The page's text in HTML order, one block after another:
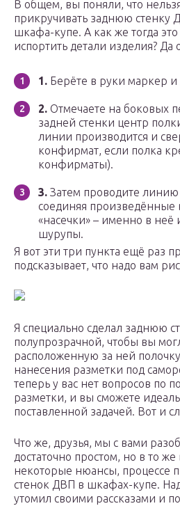
В общем, вы поняли, что
прикручивать заднюю стенку
шкафа-купе. А как же тогда это
испортить детали изделия? Да
1. Берёте в руки маркер и
2. Отмечаете на боковых
задней стенки центр
линии производится и
конфирмат, если полка
конфирматы).
3. Затем проводите линию
соединяя
«насечки» – именно в неё
шурупы.
Я вот эти три пункта ещё раз
подсказывает, что надо вам
Я специально сделал заднюю
полупрозрачной, чтобы вы
расположенную за ней
нанесения разметки под
теперь у вас нет вопросов по
разметки, и вы сможете
поставленной задачей. Вот и
Что же, друзья, мы с вами
достаточно простом, но в то
некоторые нюансы, процессе
стенок ДВП в шкафах-купе.
утомил своими рассказами и